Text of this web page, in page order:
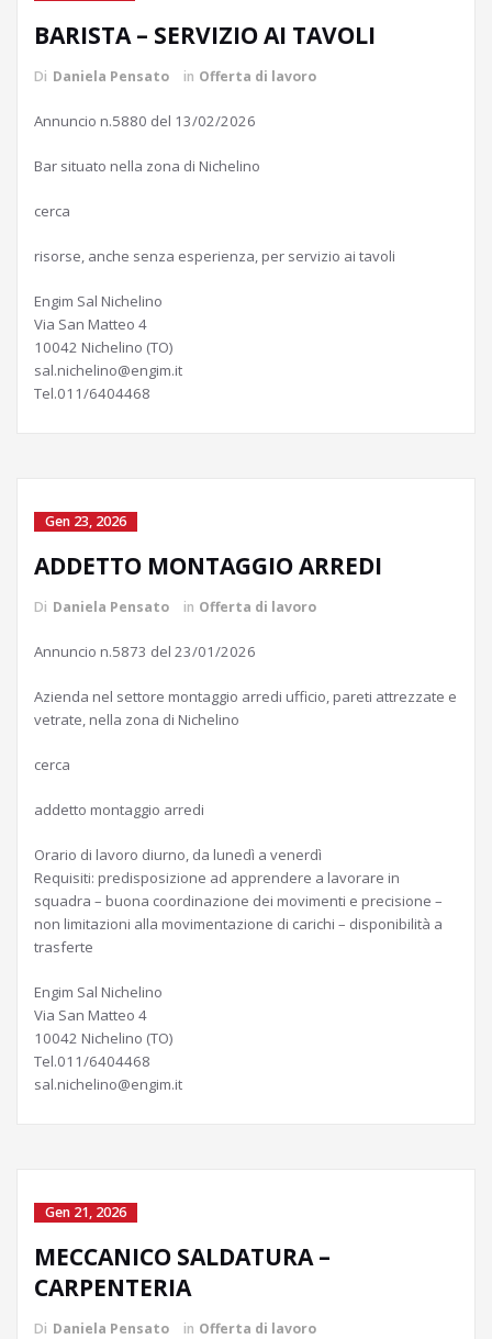
BARISTA – SERVIZIO AI TAVOLI
Di Daniela Pensato in Offerta di lavoro
Annuncio n.5880 del 13/02/2026
Bar situato nella zona di Nichelino
cerca
risorse, anche senza esperienza, per servizio ai tavoli
Engim Sal Nichelino
Via San Matteo 4
10042 Nichelino (TO)
sal.nichelino@engim.it
Tel.011/6404468
Gen 23, 2026
ADDETTO MONTAGGIO ARREDI
Di Daniela Pensato in Offerta di lavoro
Annuncio n.5873 del 23/01/2026
Azienda nel settore montaggio arredi ufficio, pareti attrezzate e
vetrate, nella zona di Nichelino
cerca
addetto montaggio arredi
Orario di lavoro diurno, da lunedì a venerdì
Requisiti: predisposizione ad apprendere a lavorare in
squadra – buona coordinazione dei movimenti e precisione –
non limitazioni alla movimentazione di carichi – disponibilità a
trasferte
Engim Sal Nichelino
Via San Matteo 4
10042 Nichelino (TO)
Tel.011/6404468
sal.nichelino@engim.it
Gen 21, 2026
MECCANICO SALDATURA –
CARPENTERIA
Di Daniela Pensato in Offerta di lavoro